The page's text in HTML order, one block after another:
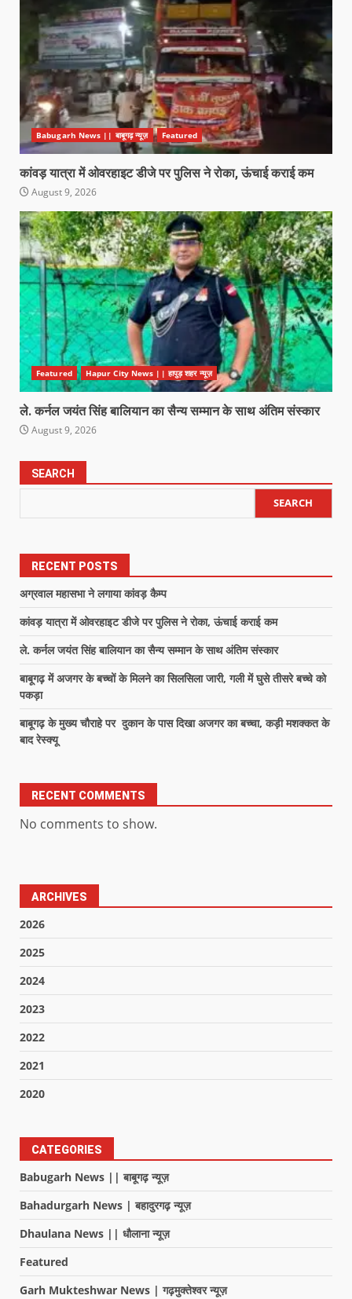
Babugarh News || बाबूगढ़ न्यूज़ Featured
कांवड़ यात्रा में ओवरहाइट डीजे पर पुलिस ने रोका, ऊंचाई कराई कम
August 9, 2026
Featured Hapur City News || हापुड़ शहर न्यूज़
ले. कर्नल जयंत सिंह बालियान का सैन्य सम्मान के साथ अंतिम संस्कार
August 9, 2026
SEARCH
SEARCH
RECENT POSTS
अग्रवाल महासभा ने लगाया कांवड़ कैम्प
कांवड़ यात्रा में ओवरहाइट डीजे पर पुलिस ने रोका, ऊंचाई कराई कम
ले. कर्नल जयंत सिंह बालियान का सैन्य सम्मान के साथ अंतिम संस्कार
बाबूगढ़ में अजगर के बच्चों के मिलने का सिलसिला जारी, गली में घुसे तीसरे बच्चे को
पकड़ा
बाबूगढ़ के मुख्य चौराहे पर दुकान के पास दिखा अजगर का बच्चा, कड़ी मशक्कत के
बाद रेस्क्यू
RECENT COMMENTS
No comments to show.
ARCHIVES
2026
2025
2024
2023
2022
2021
2020
CATEGORIES
Babugarh News || बाबूगढ़ न्यूज़
Bahadurgarh News | बहादुरगढ़ न्यूज़
Dhaulana News || धौलाना न्यूज़
Featured
Garh Mukteshwar News | गढ़मुक्तेश्वर न्यूज़